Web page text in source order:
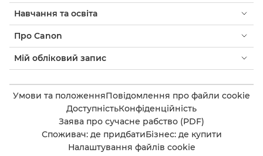
Навчання та освіта
Про Canon
Мій обліковий запис
Умови та положенняПовідомлення про файли cookie
ДоступністьКонфіденційність
Заява про сучасне рабство (PDF)
Споживач: де придбатиБізнес: де купити
Налаштування файлів cookie